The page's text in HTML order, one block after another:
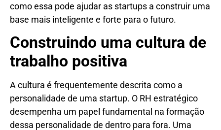
como essa pode ajudar as startups a construir uma
base mais inteligente e forte para o futuro.
Construindo uma cultura de
trabalho positiva
A cultura é frequentemente descrita como a
personalidade de uma startup. O RH estratégico
desempenha um papel fundamental na formação
dessa personalidade de dentro para fora. Uma